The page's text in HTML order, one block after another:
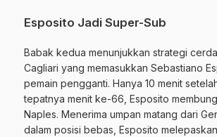
Esposito Jadi Super-Sub
Babak kedua menunjukkan strategi
Cagliari yang memasukkan Sebastiano
pemain pengganti. Hanya 10 menit
tepatnya menit ke-66, Esposito
Naples. Menerima umpan matang dari
dalam posisi bebas, Esposito